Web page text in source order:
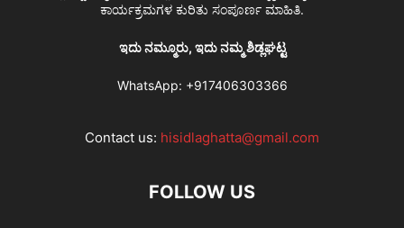
ಕಾರ್ಯಕ್ರಮಗಳ ಕುರಿತು ಸಂಪೂರ್ಣ ಮಾಹಿತಿ.
ಇದು ನಮ್ಮೂರು, ಇದು ನಮ್ಮ ಶಿಡ್ಲಘಟ್ಟ
WhatsApp: +917406303366
Contact us: hisidlaghatta@gmail.com
FOLLOW US